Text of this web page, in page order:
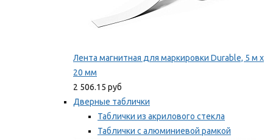
Лента магнитная для маркировки Durable, 5 м х
20 мм
2 506.15 руб
Дверные таблички
Таблички из акрилового стекла
Таблички с алюминиевой рамкой